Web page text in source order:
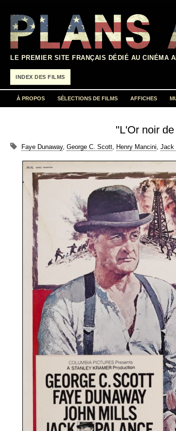
contenu
LE PREMIER SITE FRANÇAIS DÉDIÉ AU CINÉMA
INDEX DES FILMS
À PROPOS SÉLECTIONS DE FILMS AFFICHES
"L'Or noir
Faye Dunaway, George C. Scott, Henry Mancini, Jack